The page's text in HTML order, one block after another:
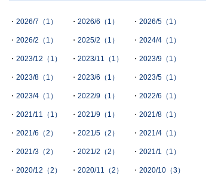
2026/7（1） 2026/6（1） 2026/5（1）
2026/2（1） 2025/2（1） 2024/4（1）
2023/12（1） 2023/11（1） 2023/9（1）
2023/8（1） 2023/6（1） 2023/5（1）
2023/4（1） 2022/9（1） 2022/6（1）
2021/11（1） 2021/9（1） 2021/8（1）
2021/6（2） 2021/5（2） 2021/4（1）
2021/3（2） 2021/2（2） 2021/1（1）
2020/12（2） 2020/11（2） 2020/10（3）